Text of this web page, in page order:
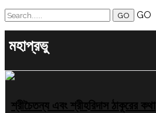
GO
মহাপ্রভু
শ্রীচৈতন্য এবং শ্রীহরিদাস ঠাকুরের কথা